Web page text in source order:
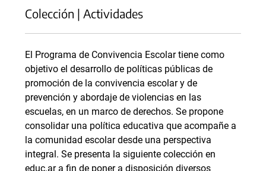
Colección | Actividades
El Programa de Convivencia Escolar tiene como
objetivo el desarrollo de políticas públicas de
promoción de la convivencia escolar y de
prevención y abordaje de violencias en las
escuelas, en un marco de derechos. Se propone
consolidar una política educativa que acompañe a
la comunidad escolar desde una perspectiva
integral. Se presenta la siguiente colección en
educ.ar a fin de poner a disposición diversos